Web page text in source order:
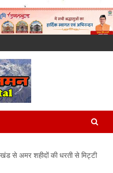
Breaking
News in
से अमर शहीदों की धरती से मिट्टी